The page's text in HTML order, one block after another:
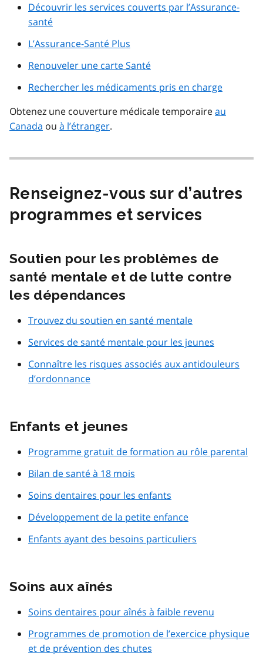
Découvrir les services couverts par l’Assurance-
santé
L’Assurance-Santé Plus
Renouveler une carte Santé
Rechercher les médicaments pris en charge
Obtenez une couverture médicale temporaireau
Canada ou à l’étranger.
Renseignez-vous sur d’autres
programmes et services
Soutien pour les problèmes de
santé mentale et de lutte contre
les dépendances
Trouvez du soutien en santé mentale
Services de santé mentale pour les jeunes
Connaître les risques associés aux antidouleurs
d’ordonnance
Enfants et jeunes
Programme gratuit de formation au rôle parental
Bilan de santé à 18 mois
Soins dentaires pour les enfants
Développement de la petite enfance
Enfants ayant des besoins particuliers
Soins aux aînés
Soins dentaires pour aînés à faible revenu
Programmes de promotion de l’exercice physique
et de prévention des chutes